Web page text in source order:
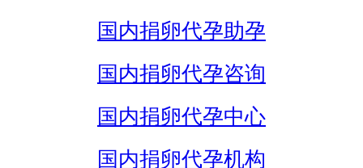
国内捐卵代孕助孕
国内捐卵代孕咨询
国内捐卵代孕中心
国内捐卵代孕机构